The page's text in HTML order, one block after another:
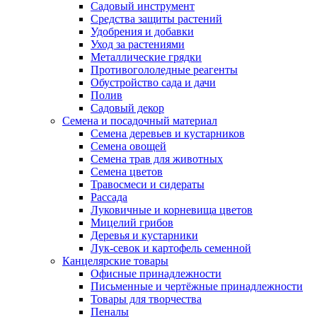
Садовый инструмент
Средства защиты растений
Удобрения и добавки
Уход за растениями
Металлические грядки
Противогололедные реагенты
Обустройство сада и дачи
Полив
Садовый декор
Семена и посадочный материал
Семена деревьев и кустарников
Семена овощей
Семена трав для животных
Семена цветов
Травосмеси и сидераты
Рассада
Луковичные и корневища цветов
Мицелий грибов
Деревья и кустарники
Лук-севок и картофель семенной
Канцелярские товары
Офисные принадлежности
Письменные и чертёжные принадлежности
Товары для творчества
Пеналы